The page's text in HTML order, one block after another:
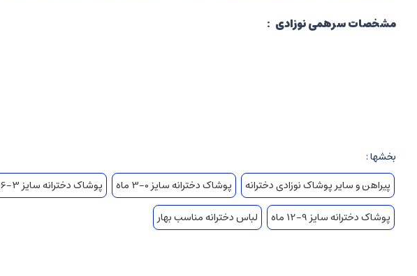
مشخصات سرهمی نوزادی :
مناسب استفاده در تمام فصل های سال
تل این ست به صورت جداگانه قابل خریداری می باشد.
بخشها :
پیراهن و سایر پوشاک نوزادی دخترانه
پوشاک دخترانه سایز 0-3 ماه پوشاک دخترانه سایز 3-6 ماه
پوشاک دخترانه سایز 9-12 ماه
لباس دخترانه مناسب بهار